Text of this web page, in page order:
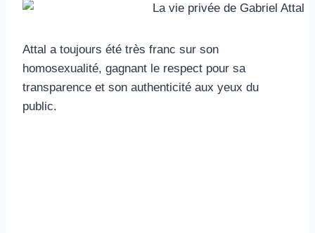
Attal a toujours été très franc sur son
homosexualité, gagnant le respect pour sa
transparence et son authenticité aux yeux du
public.